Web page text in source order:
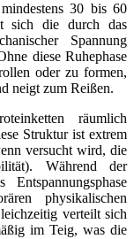
30 bis 60
sich die durch das
Spannung
diese Ruhephase
oder zu formen,
neigt zum Reißen.
räumlich
Struktur ist extrem
versucht wird, die
Während der
physikalischen
verteilt sich
im Teig, was die